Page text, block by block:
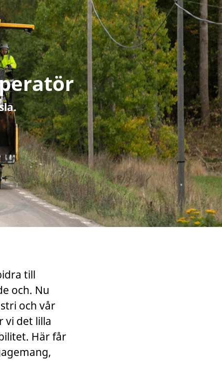
till
och. Nu
och vår
vi det lilla
Här får